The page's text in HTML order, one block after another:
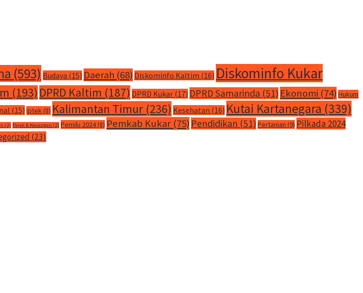
(593) Budaya (15) Daerah (68) Diskominfo Kaltim (16) Diskominfo Kukar
(193) DPRD Kaltim (187) DPRD Kukar (17) DPRD Samarinda (51) Ekonomi (74) Hukum
(15) Iptek(8) Kalimantan Timur (236) Kesehatan (16) Kutai Kartanegara (339)
(2) Pajak & Keuangan (2) Pemilu 2024(8) Pemkab Kukar (75) Pendidikan (51) Pertanian (9) Pilkada 2024
(23)